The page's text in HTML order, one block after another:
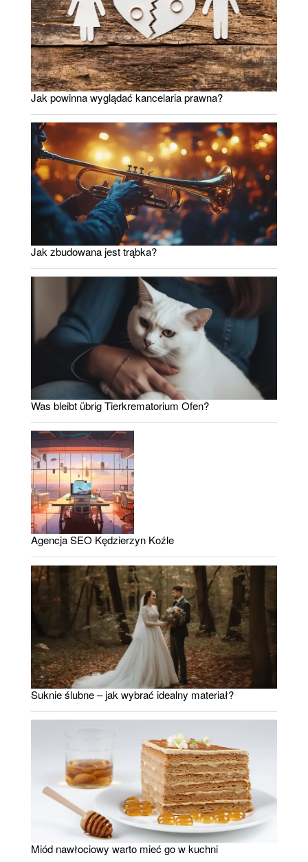
Jak powinna wyglądać kancelaria prawna?
Jak zbudowana jest trąbka?
Was bleibt übrig Tierkrematorium Ofen?
Agencja SEO Kędzierzyn Koźle
Suknie ślubne – jak wybrać idealny materiał?
Miód nawłociowy warto mieć go w kuchni